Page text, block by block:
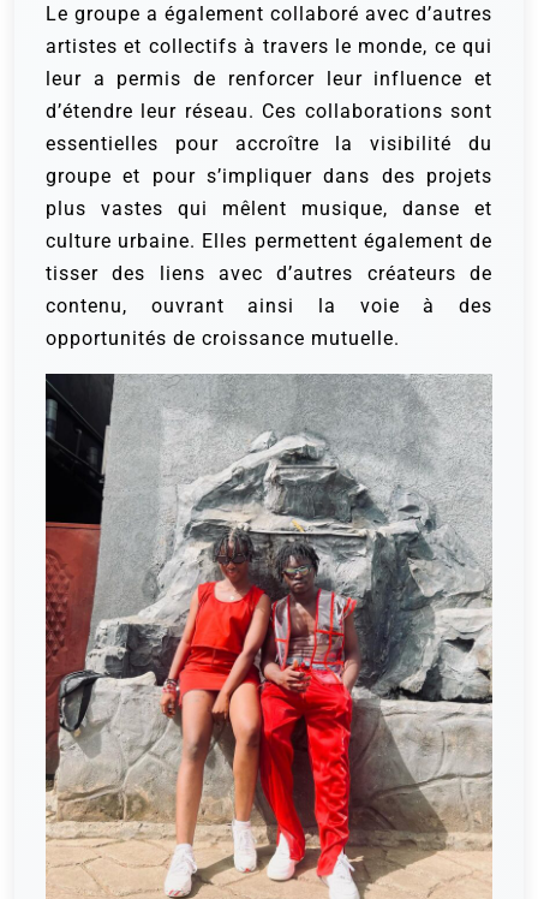
Le groupe a également collaboré avec d’autres
artistes et collectifs à travers le monde, ce qui
leur a permis de renforcer leur influence et
d’étendre leur réseau. Ces collaborations sont
essentielles pour accroître la visibilité du
groupe et pour s’impliquer dans des projets
plus vastes qui mêlent musique, danse et
culture urbaine. Elles permettent également de
tisser des liens avec d’autres créateurs de
contenu, ouvrant ainsi la voie à des
opportunités de croissance mutuelle.